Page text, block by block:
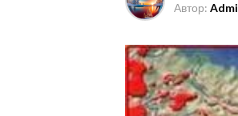
Автор: